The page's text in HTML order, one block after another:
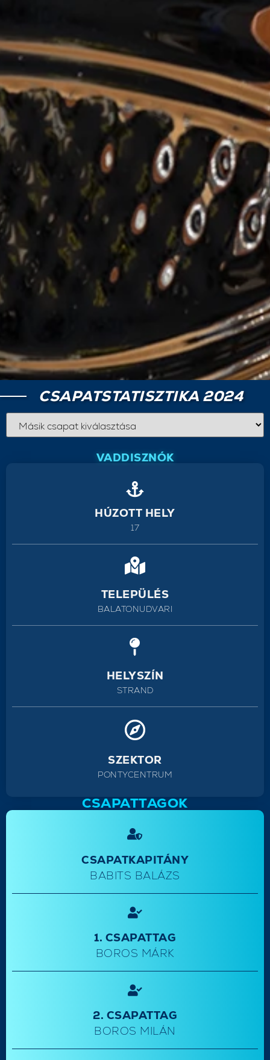
CSAPATSTATISZTIKA 2024
VADDISZNÓK
HÚZOTT HELY
17
TELEPÜLÉS
BALATONUDVARI
HELYSZÍN
STRAND
SZEKTOR
PONTYCENTRUM
CSAPATTAGOK
CSAPATKAPITÁNY
BABITS BALÁZS
1. CSAPATTAG
BOROS MÁRK
2. CSAPATTAG
BOROS MILÁN